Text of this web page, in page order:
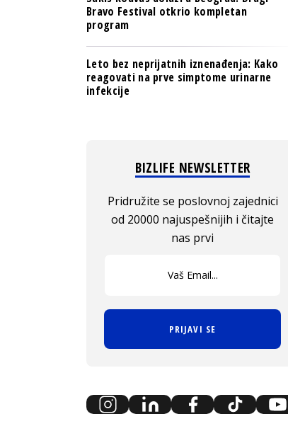
Bravo Festival otkrio kompletan
program
Leto bez neprijatnih iznenađenja: Kako
reagovati na prve simptome urinarne
infekcije
BIZLIFE NEWSLETTER
Pridružite se poslovnoj zajednici
od 20000 najuspešnijih i čitajte
nas prvi
PRIJAVI SE